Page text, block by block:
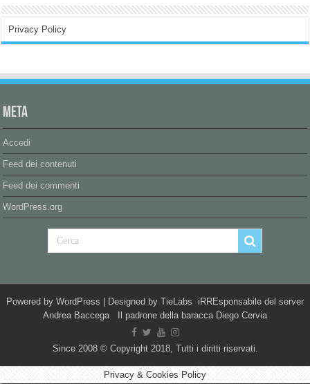
Privacy Policy
Meta
Accedi
Feed dei contenuti
Feed dei commenti
WordPress.org
Powered by WordPress | Designed by TieLabs iRREsponsabile del server
Andrea Baccega Il padrone della baracca Diego Cervia
Since 2008 © Copyright 2018, Tutti i diritti riservati.
Privacy & Cookies Policy